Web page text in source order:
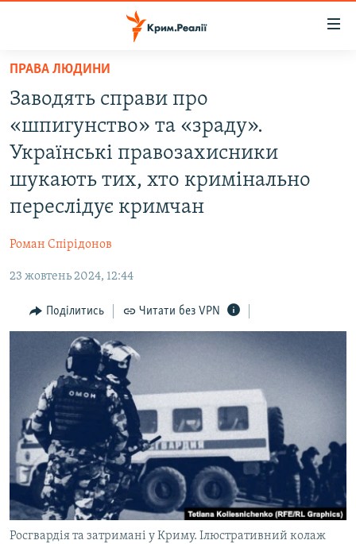
Перейти
основного
матеріалу
Перейти
до
основної
навігації
Перейти
до
ВОДА.КРИМ
ВІДЕО ТА ФОТО
БЛОГИ
ІНТЕРВ'Ю
ВСЕ ЗА ДЕНЬ
СПЕЦПРОЕКТИ
ДЕПОРТАЦІЯ
ВІДЕОУРОКИ «ELIFBE»
СВІДЧЕННЯ ОКУПАЦІЇ
УКРАЇНСЬКА ПРОБЛЕМА КРИМУ
ІНФОГРАФІКА
ЯК ОБІЙТИ БЛОКУВАННЯ
Русский
Qırımtatar
ДОЛУЧАЙСЯ!
Усі сайти RFE/RL
ПРАВА ЛЮДИНИ
Заводять справи про
«шпигунство» та «зраду».
Українські правозахисники
шукають тих, хто кримінально
переслідує кримчан
Роман Спірідонов
23 жовтень 2024, 12:44
Поділитись Читати без VPN
Росгвардія та затримані у Криму. Ілюстративний колаж